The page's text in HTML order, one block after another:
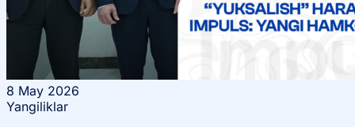
8 May 2026
Yangiliklar